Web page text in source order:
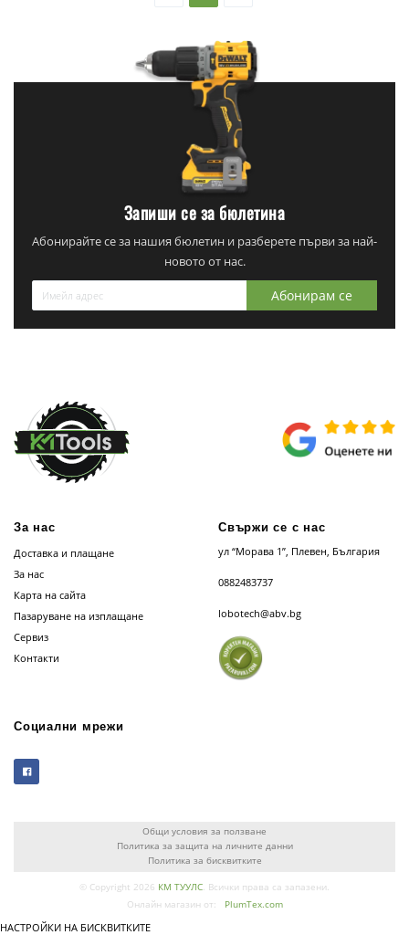
Запиши се за бюлетина
Абонирайте се за нашия бюлетин и разберете първи за най-
новото от нас.
Абонирам се
За нас
Доставка и плащане
За нас
Карта на сайта
Пазаруване на изплащане
Сервиз
Контакти
Свържи се с нас
ул “Морава 1”, Плевен, България
0882483737
lobotech@abv.bg
Социални мрежи
Общи условия за ползване
Политика за защита на личните данни
Политика за бисквитките
© Copyright 2026 КМ ТУУЛС. Всички права са запазени.
Онлайн магазин от:
PlumTex.com
НАСТРОЙКИ НА БИСКВИТКИТЕ